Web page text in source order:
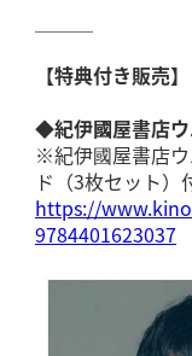
【特典付き販売】
◆紀伊國屋書店
※紀伊國屋書店
ド（3枚セット）
https://
9784401623037